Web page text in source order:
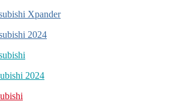
Xpander
2024
2024